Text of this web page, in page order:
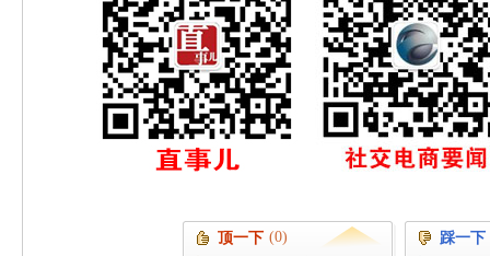
顶一下 (0) 踩一下